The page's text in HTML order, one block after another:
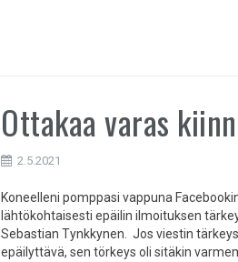
Ottakaa varas
2.5.2021
Koneelleni pomppasi vappuna
lähtökohtaisesti epäilin ilmoituksen
Sebastian Tynkkynen. Jos viestin
epäilyttävä, sen törkeys oli sitäkin